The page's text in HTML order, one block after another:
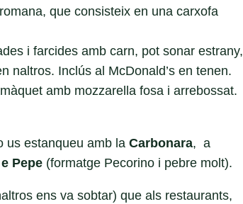
que consisteix en una carxofa
i farcides amb carn, pot sonar estrany,
naltros. Inclús al McDonald’s en tenen.
amb mozzarella fosa i arrebossat.
us estanqueu amb la Carbonara, a
Pepe(formatge Pecorino i pebre molt).
ens va sobtar) que als restaurants,